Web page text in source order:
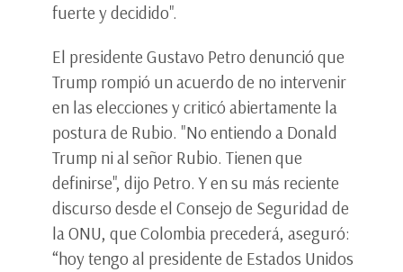
fuerte y decidido".
El presidente Gustavo Petro denunció que
Trump rompió un acuerdo de no intervenir
en las elecciones y criticó abiertamente la
postura de Rubio. "No entiendo a Donald
Trump ni al señor Rubio. Tienen que
definirse", dijo Petro. Y en su más reciente
discurso desde el Consejo de Seguridad de
la ONU, que Colombia precederá, aseguró:
“hoy tengo al presidente de Estados Unidos